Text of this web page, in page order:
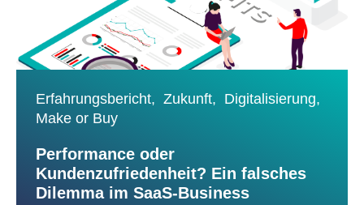
Erfahrungsbericht, Zukunft, Digitalisierung,
Make or Buy
Performance oder
Kundenzufriedenheit? Ein falsches
Dilemma im SaaS-Business